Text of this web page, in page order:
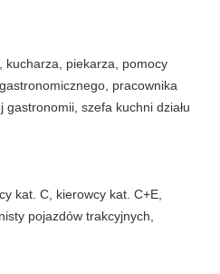
kucharza, piekarza, pomocy
pracownika
gastronomii, szefa kuchni działu
kat. C, kierowcy kat. C+E,
pojazdów trakcyjnych,